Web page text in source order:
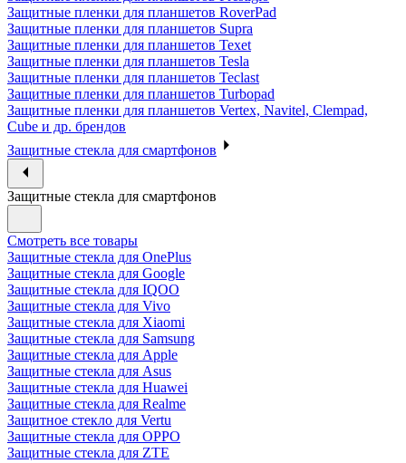
Защитные пленки для планшетов RoverPad
Защитные пленки для планшетов Supra
Защитные пленки для планшетов Texet
Защитные пленки для планшетов Tesla
Защитные пленки для планшетов Teclast
Защитные пленки для планшетов Turbopad
Защитные пленки для планшетов Vertex, Navitel, Clempad,
Cube и др. брендов
Защитные стекла для смартфонов
Защитные стекла для смартфонов
Смотреть все товары
Защитные стекла для OnePlus
Защитные стекла для Google
Защитные стекла для IQOO
Защитные стекла для Vivo
Защитные стекла для Xiaomi
Защитные стекла для Samsung
Защитные стекла для Apple
Защитные стекла для Asus
Защитные стекла для Huawei
Защитные стекла для Realme
Защитное стекло для Vertu
Защитные стекла для OPPO
Защитные стекла для ZTE